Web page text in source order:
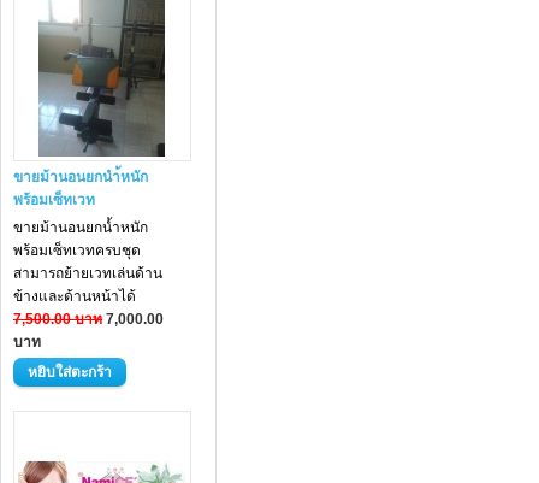
ขายม้านอนยกนำ้หนัก
พร้อมเซ็ทเวท
ขายม้านอนยกน้ำหนัก
พร้อมเซ็ทเวทครบชุด
สามารถย้ายเวทเล่นด้าน
ข้างและด้านหน้าได้
7,500.00 บาท 7,000.00
บาท